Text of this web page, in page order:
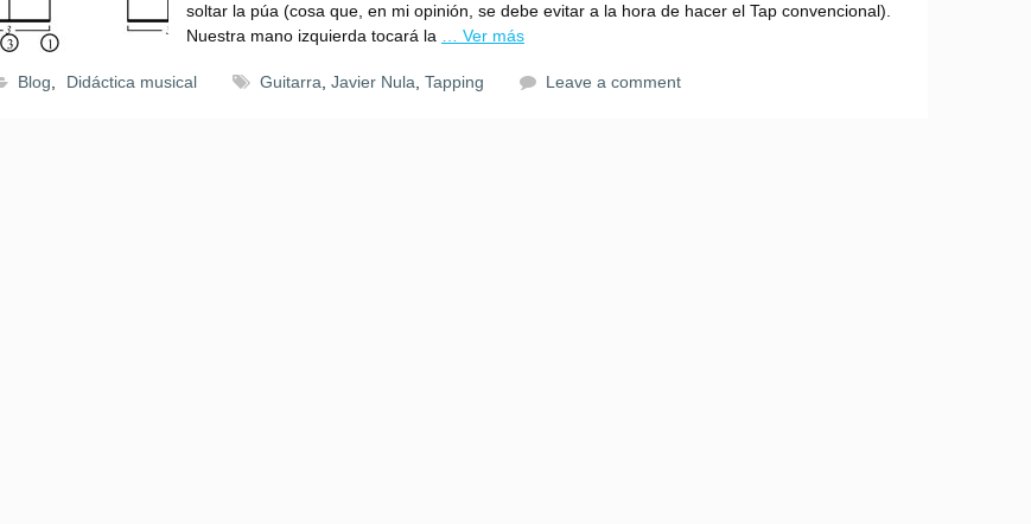
soltar la púa (cosa que, en mi opinión, se debe evitar a la hora de hacer el Tap convencional).
Nuestra mano izquierda tocará la
… Ver más
Blog Didáctica musical Guitarra Javier Nula Tapping Leave a comment